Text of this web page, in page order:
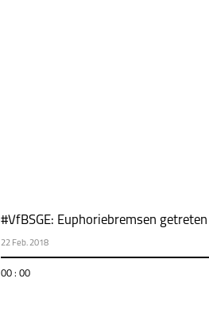
#VfBSGE: Euphoriebremsen getreten
22 Feb. 2018
00 : 00